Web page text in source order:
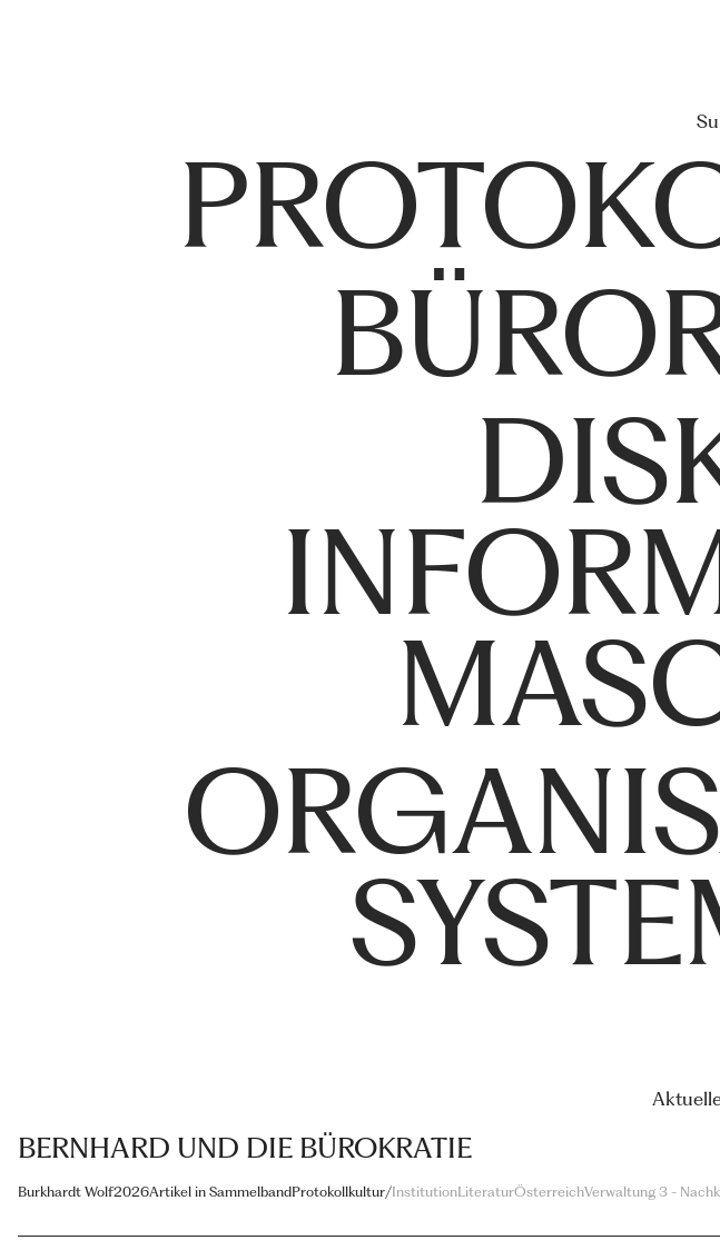
BERNHARD UND DIE BÜROKRATIE
Burkhardt Wolf2026Artikel in SammelbandProtokollkultur/InstitutionLiteraturÖsterreichVerwaltung 3 -